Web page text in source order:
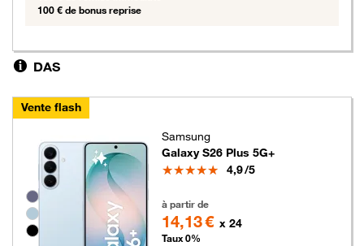
100 € de bonus reprise
DAS
Vente flash
Groupe de couleurs disponibles non sélectionnables
Samsung
Galaxy S26 Plus 5G+
Note
4,9/5
à partir de
14,13 € x 24
Taux 0%